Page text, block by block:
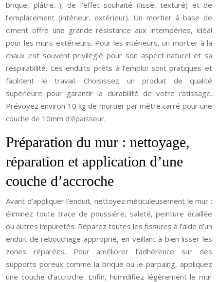
brique, plâtre…), de l’effet souhaité (lisse, texturé) et de
l’emplacement (intérieur, extérieur). Un mortier à base de
ciment offre une grande résistance aux intempéries, idéal
pour les murs extérieurs. Pour les intérieurs, un mortier à la
chaux est souvent privilégié pour son aspect naturel et sa
respirabilité. Les enduits prêts à l’emploi sont pratiques et
facilitent le travail. Choisissez un produit de qualité
supérieure pour garantir la durabilité de votre ratissage.
Prévoyez environ 10 kg de mortier par mètre carré pour une
couche de 10mm d’épaisseur.
Préparation du mur : nettoyage,
réparation et application d’une
couche d’accroche
Avant d’appliquer l’enduit, nettoyez méticuleusement le mur :
éliminez toute trace de poussière, saleté, peinture écaillée
ou autres impuretés. Réparez toutes les fissures à l’aide d’un
enduit de rebouchage approprié, en veillant à bien lisser les
zones réparées. Pour améliorer l’adhérence sur des
supports poreux comme la brique ou le parpaing, appliquez
une couche d’accroche. Enfin, humidifiez légèrement le mur